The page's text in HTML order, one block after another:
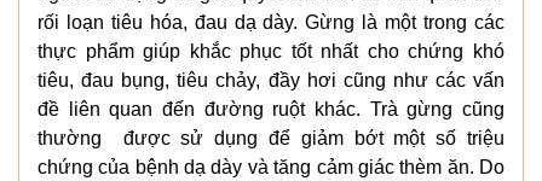
rối loạn tiêu hóa, đau dạ dày. Gừng là một trong các
thực phẩm giúp khắc phục tốt nhất cho chứng khó
tiêu, đau bụng, tiêu chảy, đầy hơi cũng như các vấn
đề liên quan đến đường ruột khác. Trà gừng cũng
thường được sử dụng để giảm bớt một số triệu
chứng của bệnh dạ dày và tăng cảm giác thèm ăn. Do